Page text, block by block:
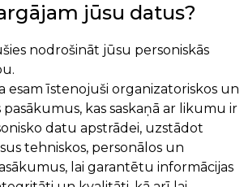
jūsu datus?
nodrošināt jūsu personiskās
esam īstenojuši organizatoriskos un
kas saskaņā ar likumu ir
datu apstrādei, uzstādot
tehniskos, personālos un
lai garantētu informācijas